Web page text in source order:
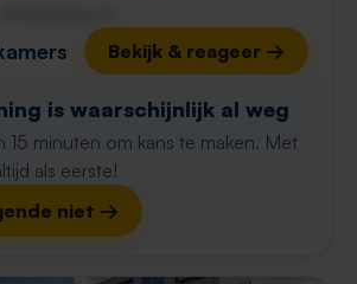
Bekijk & reageer →
is waarschijnlijk al weg
15 minuten om kans te maken. Met
als eerste!
niet →